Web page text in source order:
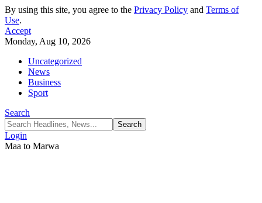
By using this site, you agree to the Privacy Policy and Terms of
Use.
Accept
Monday, Aug 10, 2026
Uncategorized
News
Business
Sport
Search
Login
Maa to Marwa